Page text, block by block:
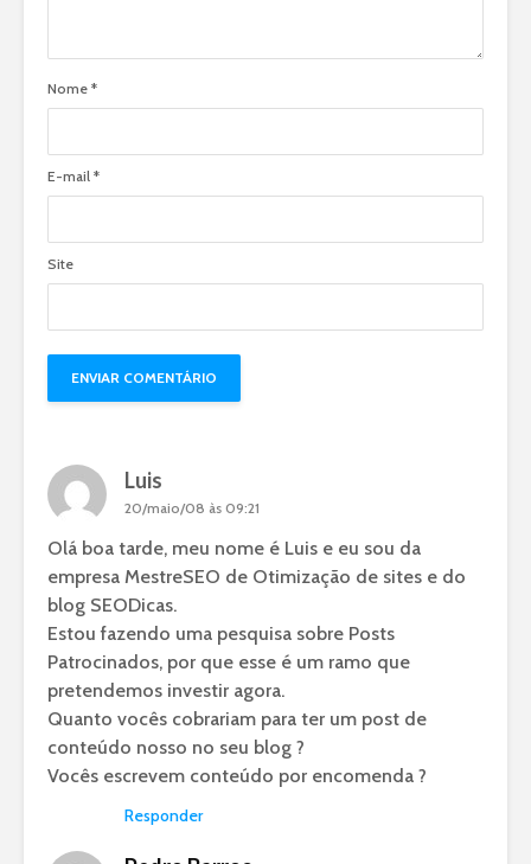
Nome *
E-mail *
Site
Luis
20/maio/08 às 09:21
Olá boa tarde, meu nome é Luis e eu sou da
empresa MestreSEO de Otimização de sites e do
blog SEODicas.
Estou fazendo uma pesquisa sobre Posts
Patrocinados, por que esse é um ramo que
pretendemos investir agora.
Quanto vocês cobrariam para ter um post de
conteúdo nosso no seu blog ?
Vocês escrevem conteúdo por encomenda ?
Responder